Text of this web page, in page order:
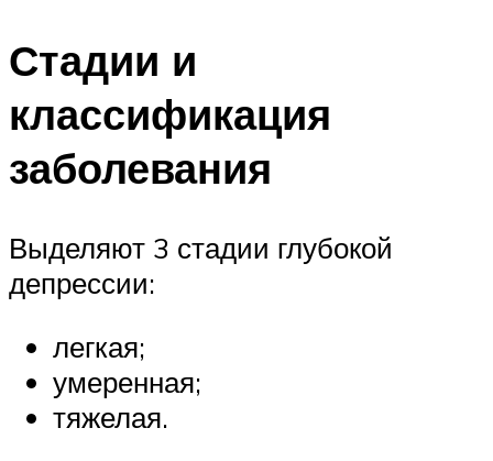
Стадии и
классификация
заболевания
Выделяют 3 стадии глубокой
депрессии:
легкая;
умеренная;
тяжелая.